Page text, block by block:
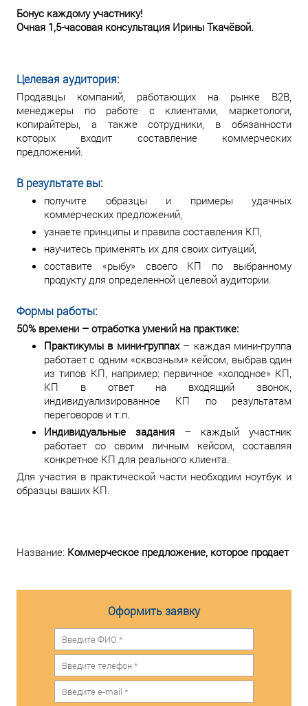
Бонус каждому участнику!
Очная 1,5-часовая консультация Ирины Ткачёвой.
Целевая аудитория:
Продавцы компаний, работающих на рынке В2В,
менеджеры по работе с клиентами, маркетологи,
копирайтеры, а также сотрудники, в обязанности
которых входит составление коммерческих
предложений.
В результате вы:
получите образцы и примеры удачных
коммерческих предложений,
узнаете принципы и правила составления КП,
научитесь применять их для своих ситуаций,
составите «рыбу» своего КП по выбранному
продукту для определенной целевой аудитории.
Формы работы:
50% времени – отработка умений на практике:
Практикумы в мини-группах– каждая мини-группа
работает с одним «сквозным» кейсом, выбрав один
из типов КП, например: первичное «холодное» КП,
КП в ответ на входящий звонок,
индивидуализированное КП по результатам
переговоров и т.п.
Индивидуальные задания – каждый участник
работает со своим личным кейсом, составляя
конкретное КП для реального клиента.
Для участия в практической части необходим ноутбук и
образцы ваших КП.
Название: Коммерческое предложение, которое продает
Оформить заявку